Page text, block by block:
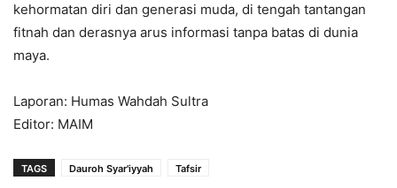
kehormatan diri dan generasi muda, di tengah tantangan
fitnah dan derasnya arus informasi tanpa batas di dunia
maya.
Laporan: Humas Wahdah Sultra
Editor: MAIM
TAGS Dauroh Syar'iyyah Tafsir